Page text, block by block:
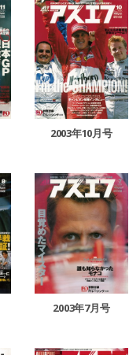
2003年10月号
2003年7月号